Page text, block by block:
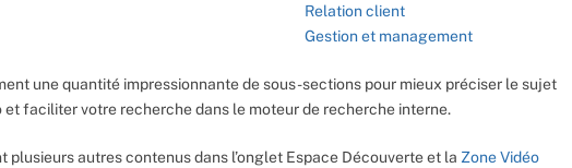
Relation client
Gestion et management
une quantité impressionnante de sous-sections pour mieux préciser le sujet
et faciliter votre recherche dans le moteur de recherche interne.
plusieurs autres contenus dans l’onglet Espace Découverte et la Zone Vidéo